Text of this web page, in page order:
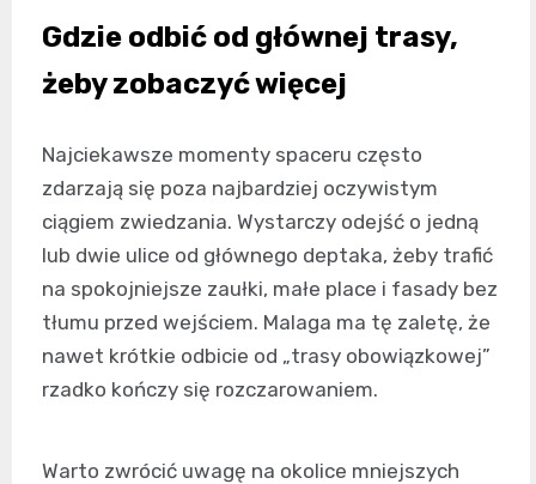
Gdzie odbić od głównej trasy,
żeby zobaczyć więcej
Najciekawsze momenty spaceru często
zdarzają się poza najbardziej oczywistym
ciągiem zwiedzania. Wystarczy odejść o jedną
lub dwie ulice od głównego deptaka, żeby trafić
na spokojniejsze zaułki, małe place i fasady bez
tłumu przed wejściem. Malaga ma tę zaletę, że
nawet krótkie odbicie od „trasy obowiązkowej”
rzadko kończy się rozczarowaniem.
Warto zwrócić uwagę na okolice mniejszych